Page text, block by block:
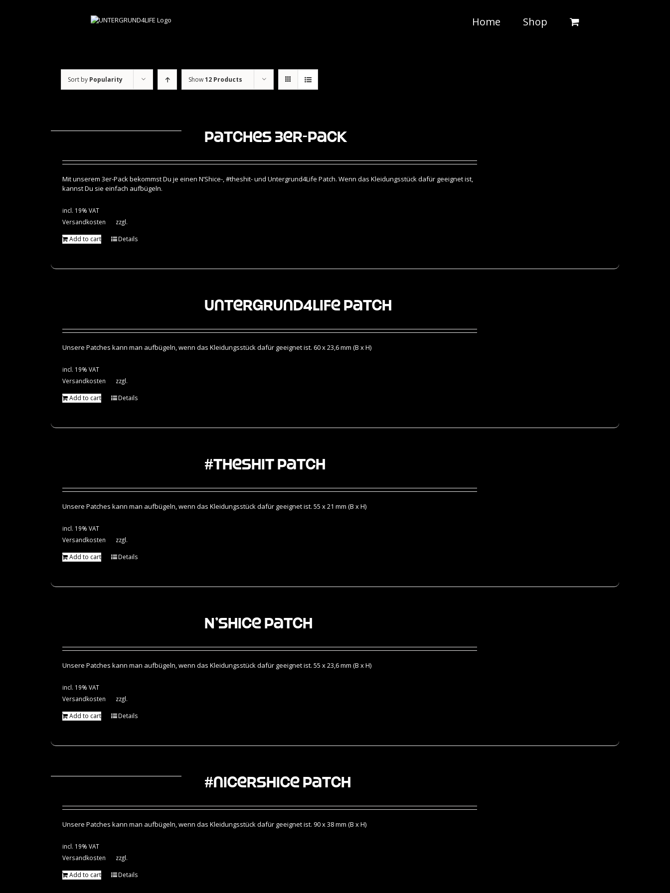
Home Shop
Sort by Popularity Show12 Products
Patches 3er-Pack
Mit unserem 3er-Pack bekommst Du je einen N’Shice-, #theshit- und Untergrund4Life Patch. Wenn das Kleidungsstück dafür geeignet ist,
kannst Du sie einfach aufbügeln.
incl. 19% VAT
zzgl.
Versandkosten
Add to cart Details
Untergrund4Life Patch
Unsere Patches kann man aufbügeln, wenn das Kleidungsstück dafür geeignet ist. 60 x 23,6 mm (B x H)
incl. 19% VAT
zzgl.
Versandkosten
Add to cart Details
#theshit Patch
Unsere Patches kann man aufbügeln, wenn das Kleidungsstück dafür geeignet ist. 55 x 21 mm (B x H)
incl. 19% VAT
zzgl.
Versandkosten
Add to cart Details
N’Shice Patch
Unsere Patches kann man aufbügeln, wenn das Kleidungsstück dafür geeignet ist. 55 x 23,6 mm (B x H)
incl. 19% VAT
zzgl.
Versandkosten
Add to cart Details
#nicershice Patch
Unsere Patches kann man aufbügeln, wenn das Kleidungsstück dafür geeignet ist. 90 x 38 mm (B x H)
incl. 19% VAT
zzgl.
Versandkosten
Add to cart Details